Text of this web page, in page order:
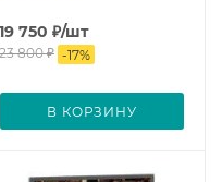
19 750 ₽/шт
23 800₽ -17%
В КОРЗИНУ